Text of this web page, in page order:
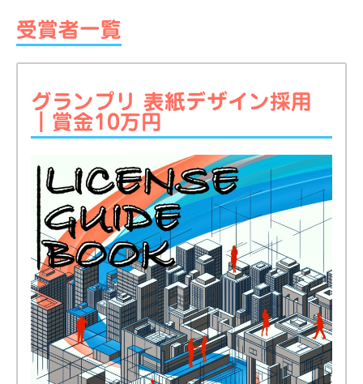
受賞者一覧
グランプリ 表紙デザイン採用
｜賞金10万円